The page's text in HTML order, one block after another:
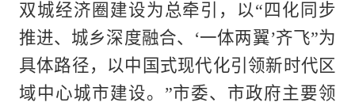
双城经济圈建设为总牵引，以“四化同步
推进、城乡深度融合、‘一体两翼’齐飞”为
具体路径，以中国式现代化引领新时代区
域中心城市建设。”市委、市政府主要领